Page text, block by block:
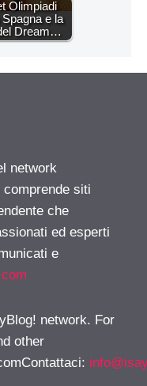
Olimpiadi
Spagna e la
Dream…
network
comprende siti
che
ed esperti
e
network. For
other
: